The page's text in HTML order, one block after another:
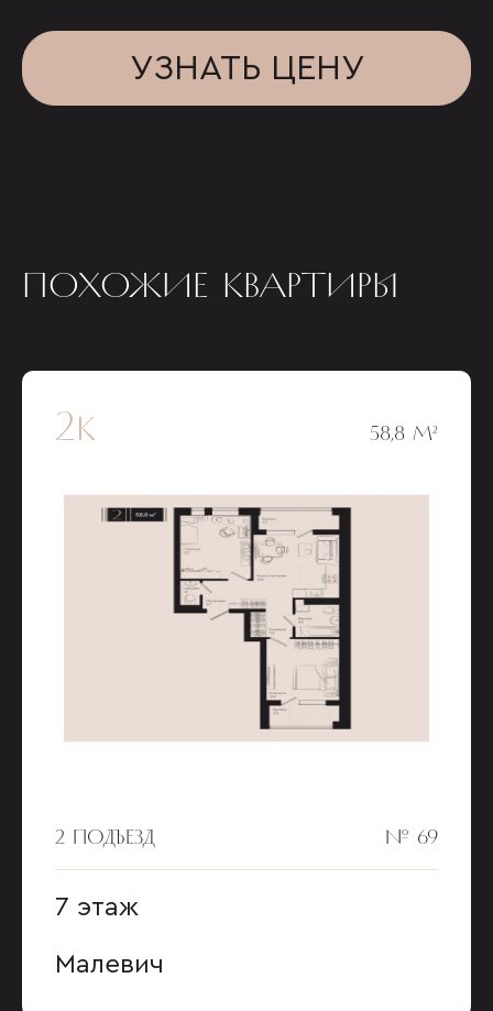
УЗНАТЬ ЦЕНУ
ПОХОЖИЕ КВАРТИРЫ
2к 58,8 М²
2 ПОДЪЕЗД № 69
7 этаж
Малевич